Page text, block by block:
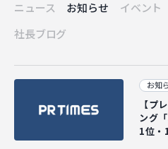
SERVICE
マジキャリ
すべらないキャリアエージェ
ニュース お知らせ イベント
社長ブログ
お知
【プ
ング
1位・